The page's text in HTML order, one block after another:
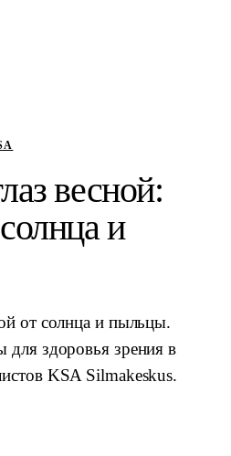
весной:
и
от солнца и пыльцы.
для здоровья зрения в
KSA Silmakeskus.